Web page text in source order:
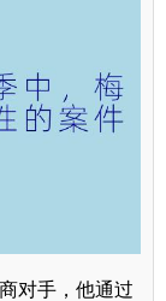
对手，他通过